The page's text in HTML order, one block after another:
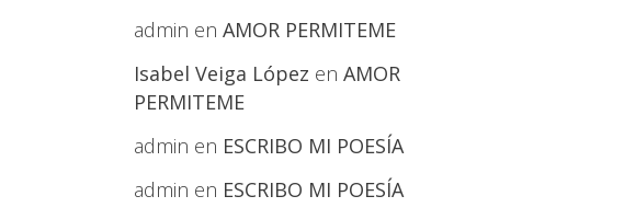
admin en AMOR PERMITEME
Isabel Veiga López en AMOR
PERMITEME
admin en ESCRIBO MI POESÍA
admin en ESCRIBO MI POESÍA